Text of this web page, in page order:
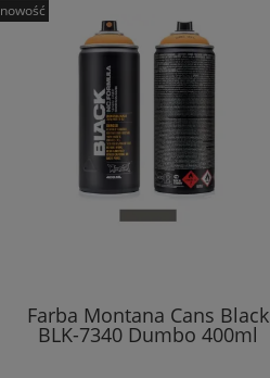
Farba Montana Cans Black
BLK-7340 Dumbo 400ml
nowość